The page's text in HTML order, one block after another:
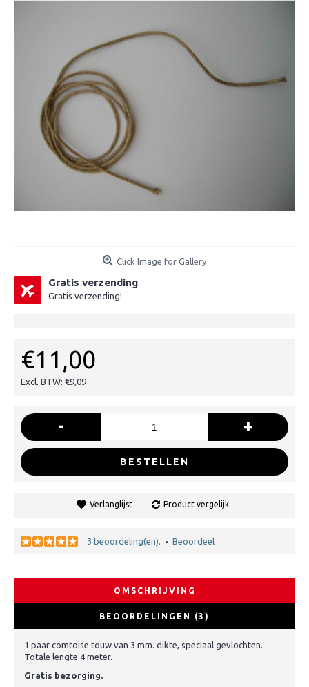
Click Image for Gallery
Gratis verzending
Gratis verzending!
€11,00
Excl. BTW: €9,09
- +
BESTELLEN
Verlanglijst Product vergelijk
3 beoordeling(en). • Beoordeel
OMSCHRIJVING
BEOORDELINGEN (3)
1 paar comtoise touw van 3 mm. dikte, speciaal gevlochten.
Totale lengte 4 meter.
Gratis bezorging.